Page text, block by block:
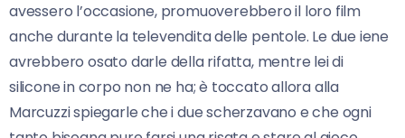
avessero l’occasione, promuoverebbero il loro film
anche durante la televendita delle pentole. Le due iene
avrebbero osato darle della rifatta, mentre lei di
silicone in corpo non ne ha; è toccato allora alla
Marcuzzi spiegarle che i due scherzavano e che ogni